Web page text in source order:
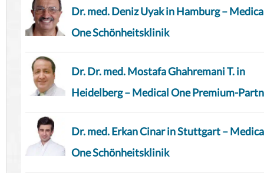
Dr. med. Deniz Uyak in Hamburg –
One Schönheitsklinik
Dr. Dr. med. Mostafa Ghahremani T. in
Heidelberg – Medical One Premium-
Dr. med. Erkan Cinar in Stuttgart –
One Schönheitsklinik